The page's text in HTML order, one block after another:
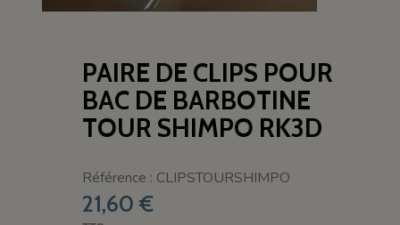
PAIRE DE CLIPS POUR
BAC DE BARBOTINE
TOUR SHIMPO RK3D
Référence : CLIPSTOURSHIMPO
21,60 €